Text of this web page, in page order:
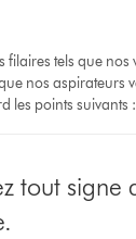
filaires tels que nos
nos aspirateurs
les points suivants :
tout signe